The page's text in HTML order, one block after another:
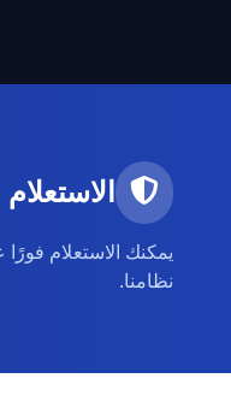
نظامنا.